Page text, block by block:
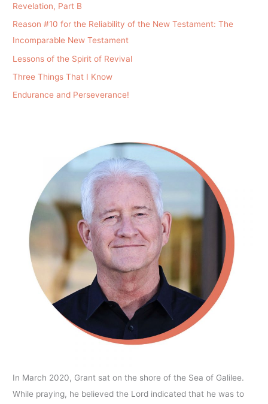
Revelation, Part B
Reason #10 for the Reliability of the New Testament: The
Incomparable New Testament
Lessons of the Spirit of Revival
Three Things That I Know
Endurance and Perseverance!
In March 2020, Grant sat on the shore of the Sea of Galilee.
While praying, he believed the Lord indicated that he was to